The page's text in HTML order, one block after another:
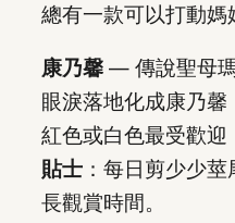
總有一款可以打動媽
康乃馨 — 傳說聖母
眼淚落地化成康乃
紅色或白色最受歡迎
貼士 ：每日剪少少
長觀賞時間。